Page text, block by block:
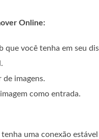
Online:
que você tenha em seu
imagens.
como entrada.
uma conexão